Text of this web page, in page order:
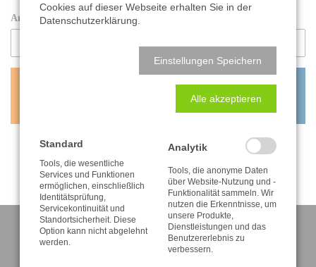
Anzahl:
Cookies auf dieser Webseite erhalten Sie in der
Datenschutzerklärung.
Einstellungen Speichern
Alle akzeptieren
Standard
Tools, die wesentliche
Services und Funktionen
ermöglichen, einschließlich
Identitätsprüfung,
Servicekontinuität und
Standortsicherheit. Diese
Option kann nicht abgelehnt
werden.
Analytik
Tools, die anonyme Daten
über Website-Nutzung und -
Funktionalität sammeln. Wir
nutzen die Erkenntnisse, um
unsere Produkte,
Dienstleistungen und das
Benutzererlebnis zu
verbessern.